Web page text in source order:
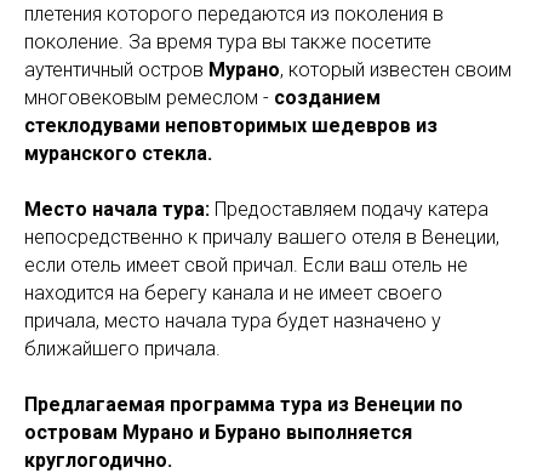
плетения которого передаются из поколения в
поколение. За время тура вы также посетите
аутентичный остров Мурано, который известен своим
многовековым ремеслом - созданием
стеклодувами неповторимых шедевров из
муранского стекла.
Место начала тура: Предоставляем подачу катера
непосредственно к причалу вашего отеля в Венеции,
если отель имеет свой причал. Если ваш отель не
находится на берегу канала и не имеет своего
причала, место начала тура будет назначено у
ближайшего причала.
Предлагаемая программа тура из Венеции по
островам Мурано и Бурано выполняется
круглогодично.